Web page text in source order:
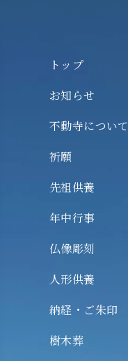
トップ
お知らせ
不動寺について
祈願
先祖供養
年中行事
仏像彫刻
人形供養
納経・ご朱印
樹木葬